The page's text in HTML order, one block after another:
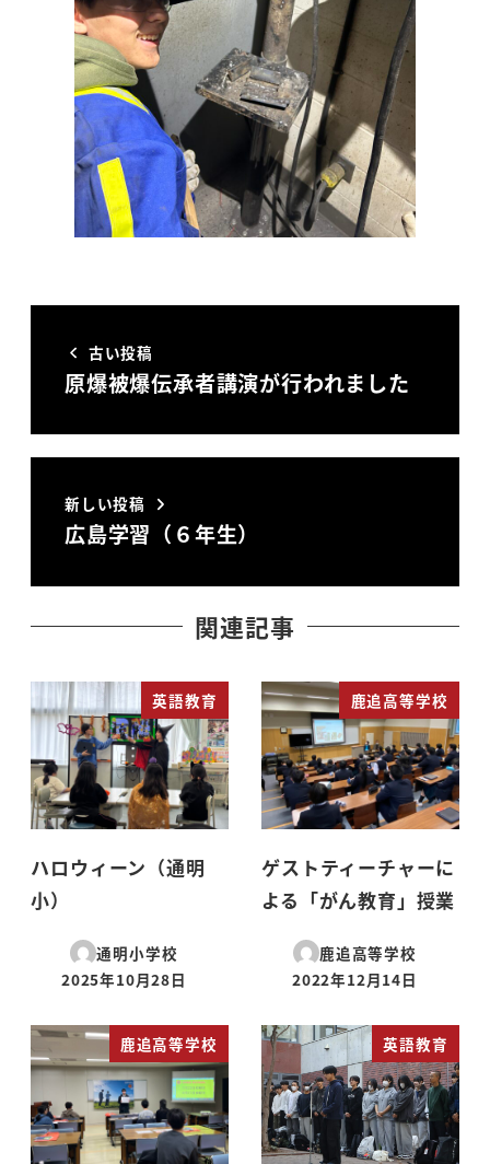
古い投稿
原爆被爆伝承者講演が行われました
新しい投稿
広島学習（６年生）
関連記事
英語教育
ハロウィーン（通明
小）
通明小学校
投稿日
2025年10月28日
鹿追高等学校
ゲストティーチャーに
よる「がん教育」授業
鹿追高等学校
投稿日
2022年12月14日
鹿追高等学校 英語教育